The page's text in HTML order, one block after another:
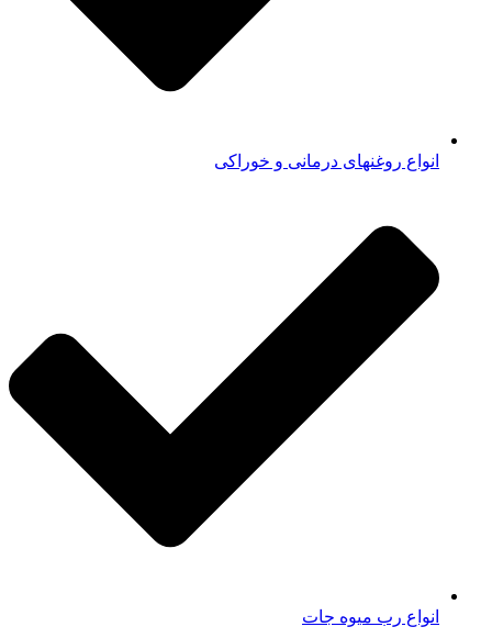
انواع روغنهای درمانی و خوراکی
انواع رب میوه جات